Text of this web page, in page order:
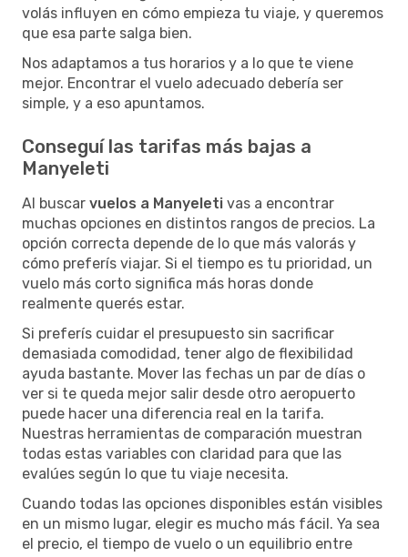
volás influyen en cómo empieza tu viaje, y queremos
que esa parte salga bien.
Nos adaptamos a tus horarios y a lo que te viene
mejor. Encontrar el vuelo adecuado debería ser
simple, y a eso apuntamos.
Conseguí las tarifas más bajas a
Manyeleti
Al buscar vuelos a Manyeleti vas a encontrar
muchas opciones en distintos rangos de precios. La
opción correcta depende de lo que más valorás y
cómo preferís viajar. Si el tiempo es tu prioridad, un
vuelo más corto significa más horas donde
realmente querés estar.
Si preferís cuidar el presupuesto sin sacrificar
demasiada comodidad, tener algo de flexibilidad
ayuda bastante. Mover las fechas un par de días o
ver si te queda mejor salir desde otro aeropuerto
puede hacer una diferencia real en la tarifa.
Nuestras herramientas de comparación muestran
todas estas variables con claridad para que las
evalúes según lo que tu viaje necesita.
Cuando todas las opciones disponibles están visibles
en un mismo lugar, elegir es mucho más fácil. Ya sea
el precio, el tiempo de vuelo o un equilibrio entre